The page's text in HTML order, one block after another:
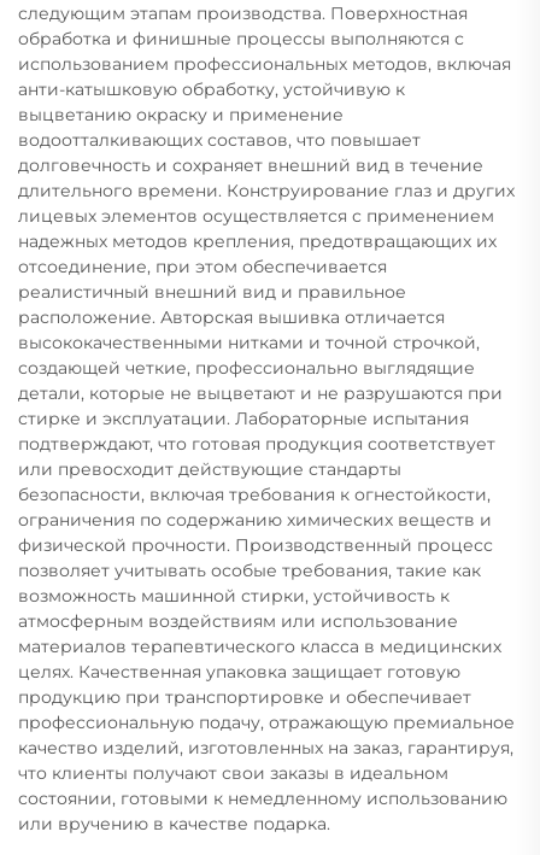
следующим этапам производства. Поверхностная
обработка и финишные процессы выполняются с
использованием профессиональных методов, включая
анти-катышковую обработку, устойчивую к
выцветанию окраску и применение
водоотталкивающих составов, что повышает
долговечность и сохраняет внешний вид в течение
длительного времени. Конструирование глаз и других
лицевых элементов осуществляется с применением
надежных методов крепления, предотвращающих их
отсоединение, при этом обеспечивается
реалистичный внешний вид и правильное
расположение. Авторская вышивка отличается
высококачественными нитками и точной строчкой,
создающей четкие, профессионально выглядящие
детали, которые не выцветают и не разрушаются при
стирке и эксплуатации. Лабораторные испытания
подтверждают, что готовая продукция соответствует
или превосходит действующие стандарты
безопасности, включая требования к огнестойкости,
ограничения по содержанию химических веществ и
физической прочности. Производственный процесс
позволяет учитывать особые требования, такие как
возможность машинной стирки, устойчивость к
атмосферным воздействиям или использование
материалов терапевтического класса в медицинских
целях. Качественная упаковка защищает готовую
продукцию при транспортировке и обеспечивает
профессиональную подачу, отражающую премиальное
качество изделий, изготовленных на заказ, гарантируя,
что клиенты получают свои заказы в идеальном
состоянии, готовыми к немедленному использованию
или вручению в качестве подарка.